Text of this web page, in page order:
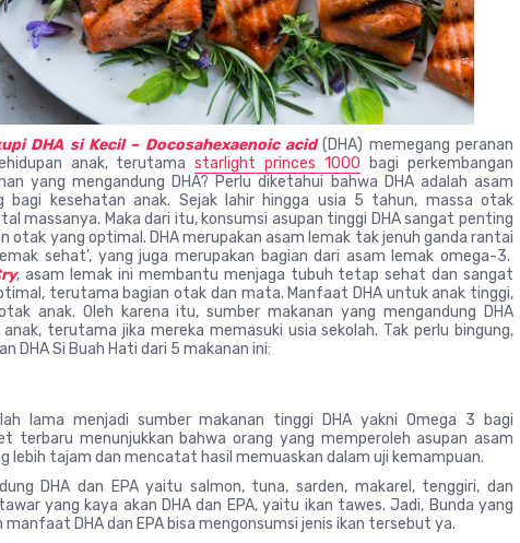
DHA si Kecil – Docosahexaenoic acid(DHA) memegang peranan
anak, terutamastarlight princes 1000 bagi perkembangan
yang mengandung DHA? Perlu diketahui bahwa DHA adalah asam
bagi kesehatan anak. Sejak lahir hingga usia 5 tahun, massa otak
massanya. Maka dari itu, konsumsi asupan tinggi DHA sangat penting
otak yang optimal. DHA merupakan asam lemak tak jenuh ganda rantai
sehat’, yang juga merupakan bagian dari asam lemak omega-3.
, asam lemak ini membantu menjaga tubuh tetap sehat dan sangat
terutama bagian otak dan mata. Manfaat DHA untuk anak tinggi,
anak. Oleh karena itu, sumber makanan yang mengandung DHA
terutama jika mereka memasuki usia sekolah. Tak perlu bingung,
DHA Si Buah Hati dari 5 makanan ini:
lama menjadi sumber makanan tinggi DHA yakni Omega 3 bagi
terbaru menunjukkan bahwa orang yang memperoleh asupan asam
lebih tajam dan mencatat hasil memuaskan dalam uji kemampuan.
DHA dan EPA yaitu salmon, tuna, sarden, makarel, tenggiri, dan
yang kaya akan DHA dan EPA, yaitu ikan tawes. Jadi, Bunda yang
DHA dan EPA bisa mengonsumsi jenis ikan tersebut ya.